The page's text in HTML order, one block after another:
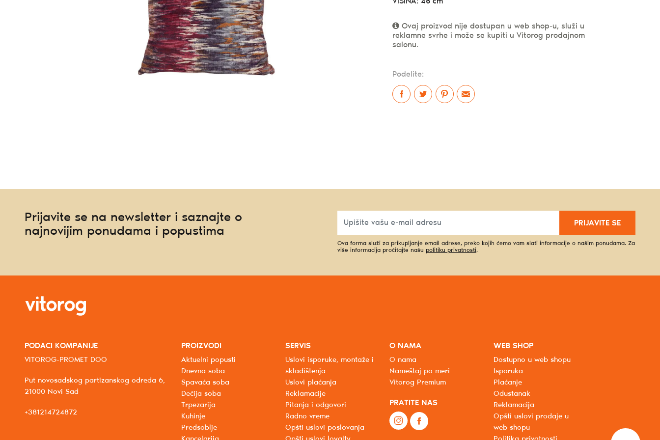
Ovaj proizvod nije dostupan u web shop-u, služi u
reklamne svrhe i može se kupiti u Vitorog prodajnom
salonu.
Podelite:
Prijavite se na newsletter i saznajte o
najnovijim ponudama i popustima
PRIJAVITE SE
Ova forma služi za prikupljanje email adrese, preko kojih ćemo vam slati informacije o našim ponudama. Za
više informacija pročitajte našu politiku privatnosti.
PODACI KOMPANIJE
VITOROG-PROMET DOO
Put novosadskog partizanskog odreda 6,
21000 Novi Sad
+381214724872
PROIZVODI
Aktuelni popusti
Dnevna soba
Spavaća soba
Dečija soba
Trpezarija
Kuhinje
Predsoblje
SERVIS
Uslovi isporuke, montaže i
skladištenja
Uslovi plaćanja
Reklamacije
Pitanja i odgovori
Radno vreme
Opšti uslovi poslovanja
O NAMA
O nama
Nameštaj po meri
Vitorog Premium
PRATITE NAS
WEB SHOP
Dostupno u web shopu
Isporuka
Plaćanje
Odustanak
Reklamacija
Opšti uslovi prodaje u
web shopu